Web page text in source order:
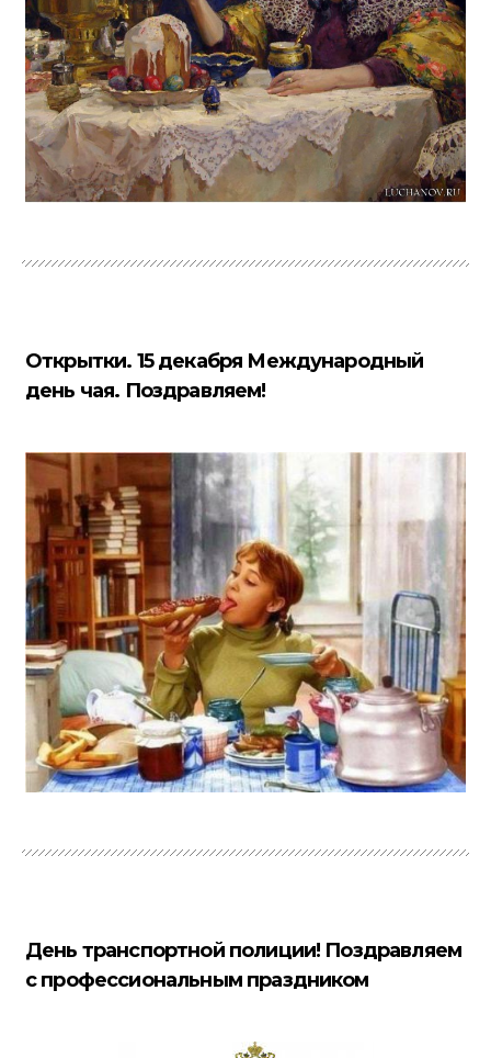
Открытки. 15 декабря Международный
день чая. Поздравляем!
День транспортной полиции! Поздравляем
с профессиональным праздником